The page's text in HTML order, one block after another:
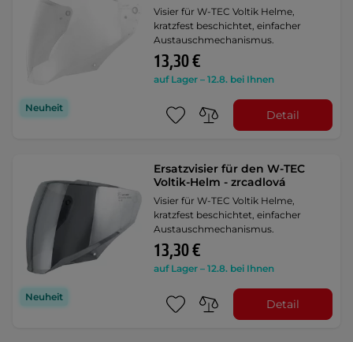
Neuheit
Visier für W-TEC Voltik Helme,
kratzfest beschichtet, einfacher
Austauschmechanismus.
13,30 €
auf Lager – 12.8. bei Ihnen
Detail
Neuheit
Ersatzvisier für den W-TEC
Voltik-Helm - zrcadlová
Visier für W-TEC Voltik Helme,
kratzfest beschichtet, einfacher
Austauschmechanismus.
13,30 €
auf Lager – 12.8. bei Ihnen
Detail